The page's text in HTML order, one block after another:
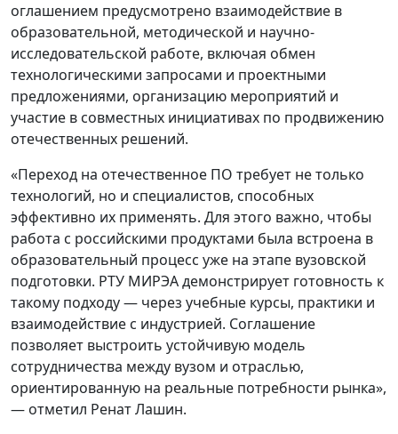
оглашением предусмотрено взаимодействие в
образовательной, методической и научно-
исследовательской работе, включая обмен
технологическими запросами и проектными
предложениями, организацию мероприятий и
участие в совместных инициативах по продвижению
отечественных решений.
«Переход на отечественное ПО требует не только
технологий, но и специалистов, способных
эффективно их применять. Для этого важно, чтобы
работа с российскими продуктами была встроена в
образовательный процесс уже на этапе вузовской
подготовки. РТУ МИРЭА демонстрирует готовность к
такому подходу — через учебные курсы, практики и
взаимодействие с индустрией. Соглашение
позволяет выстроить устойчивую модель
сотрудничества между вузом и отраслью,
ориентированную на реальные потребности рынка»,
— отметил Ренат Лашин.